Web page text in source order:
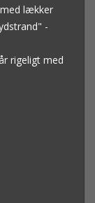
lækker
-
rigeligt med